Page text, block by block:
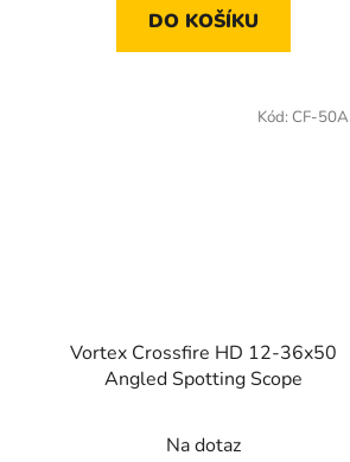
DO KOŠÍKU
Vortex Crossfire HD 12-36x50
Angled Spotting Scope
Na dotaz
Kód: CF-50A